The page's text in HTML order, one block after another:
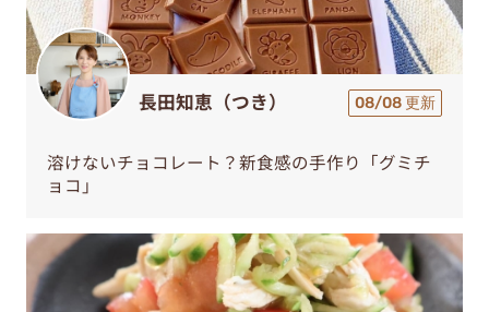
長田知恵（つき） 08/08 更新
溶けないチョコレート？新食感の手作り「グミチ
ョコ」